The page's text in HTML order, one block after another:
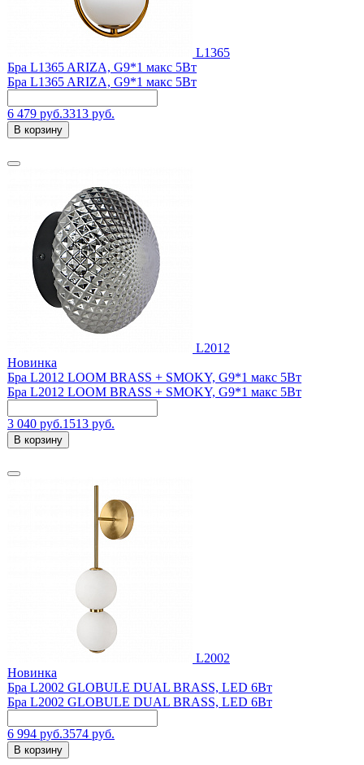
L1365
Бра L1365 ARIZA, G9*1 макс 5Вт
Бра L1365 ARIZA, G9*1 макс 5Вт
6 479 руб.3313 руб.
В корзину
L2012
Новинка
Бра L2012 LOOM BRASS + SMOKY, G9*1 макс 5Вт
Бра L2012 LOOM BRASS + SMOKY, G9*1 макс 5Вт
3 040 руб.1513 руб.
В корзину
L2002
Новинка
Бра L2002 GLOBULE DUAL BRASS, LED 6Вт
Бра L2002 GLOBULE DUAL BRASS, LED 6Вт
6 994 руб.3574 руб.
В корзину